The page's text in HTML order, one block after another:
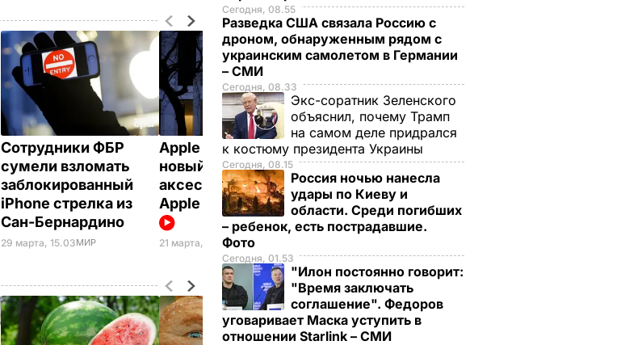
Сотрудники ФБР
сумели взломать
заблокированный
iPhone стрелка из
Сан-Бернардино
29 марта, 15.03МИР
Apple представила
новый iPhone, iPad и
аксессуары для
Apple Watch. Видео
21 марта, 21.37МИР
В сеть попали
первые фото
корпуса нового
iPhone 7 – СМИ
14 марта, 13.21СОБЫТИЯ
Сегодня, 08.55
Разведка США связала Россию с
дроном, обнаруженным рядом с
украинским самолетом в Германии
– СМИ
Сегодня, 08.33
Экс-соратник Зеленского
объяснил, почему Трамп
на самом деле придрался
к костюму президента Украины
Сегодня, 08.15
Россия ночью нанесла
удары по Киеву и
области. Среди погибших
– ребенок, есть пострадавшие.
Фото
Сегодня, 01.53
"Илон постоянно говорит:
"Время заключать
соглашение". Федоров
уговаривает Маска уступить в
отношении Starlink – СМИ